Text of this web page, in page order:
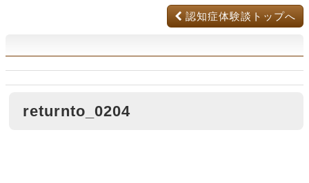
認知症体験談トップへ
returnto_0204